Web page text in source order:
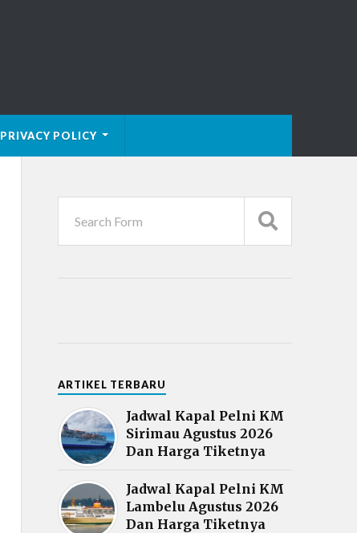
PRIVACY POLICY
ARTIKEL TERBARU
Jadwal Kapal Pelni KM
Sirimau Agustus 2026
Dan Harga Tiketnya
Jadwal Kapal Pelni KM
Lambelu Agustus 2026
Dan Harga Tiketnya